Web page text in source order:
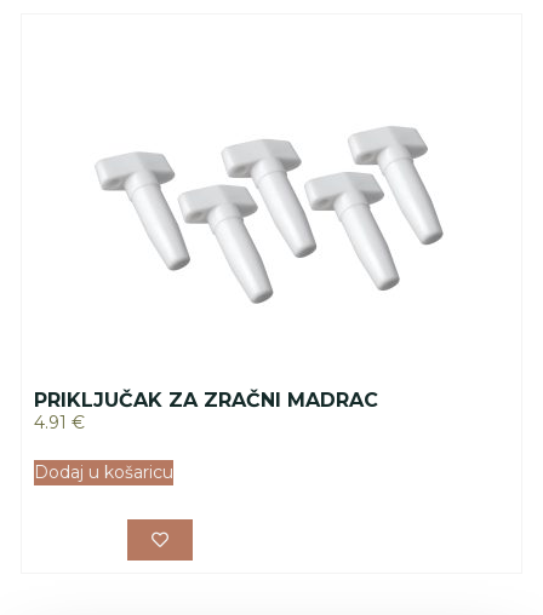
PRIKLJUČAK ZA ZRAČNI MADRAC
4.91 €
Dodaj u košaricu